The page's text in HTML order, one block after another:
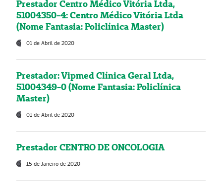
Prestador Centro Médico Vitória Ltda,
51004350-4: Centro Médico Vitória Ltda
(Nome Fantasia: Policlínica Master)
01 de Abril de 2020
Prestador: Vipmed Clínica Geral Ltda,
51004349-0 (Nome Fantasia: Policlínica
Master)
01 de Abril de 2020
Prestador CENTRO DE ONCOLOGIA
15 de Janeiro de 2020